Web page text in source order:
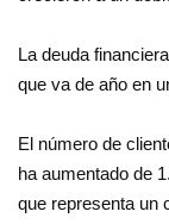
La deuda
que va de año en
El número de
ha aumentado de
que representa un